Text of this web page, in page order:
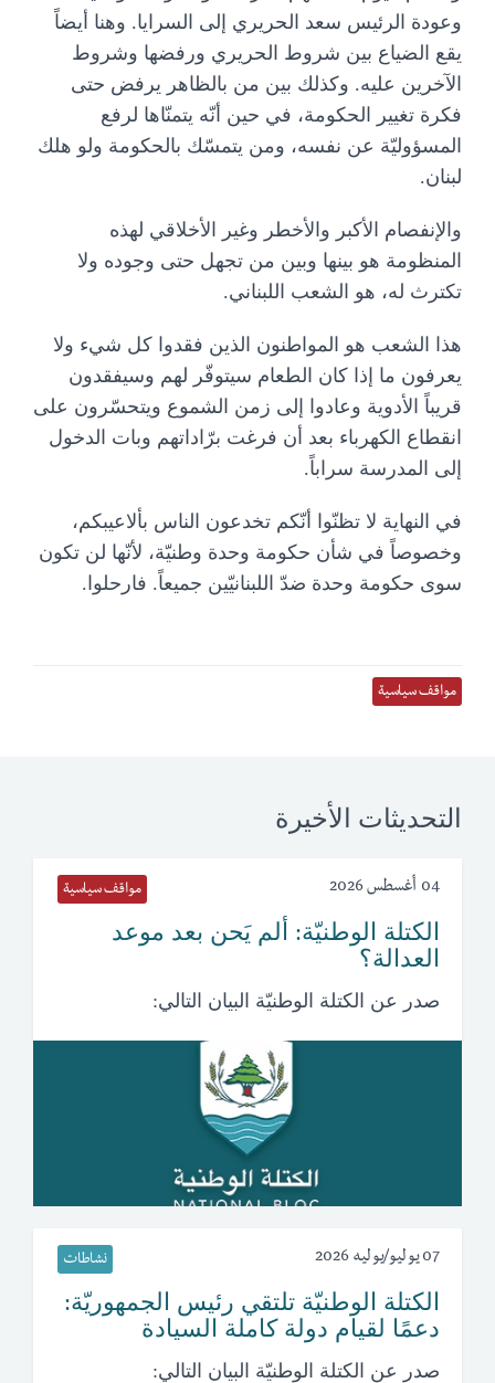
وعودة الرئيس سعد الحريري إلى السرايا. وهنا أيضاً
يقع الضياع بين شروط الحريري ورفضها وشروط
الآخرين عليه. وكذلك بين من بالظاهر يرفض حتى
فكرة تغيير الحكومة، في حين أنّه يتمنّاها لرفع
المسؤوليّة عن نفسه، ومن يتمسّك بالحكومة ولو هلك
لبنان.
والإنفصام الأكبر والأخطر وغير الأخلاقي لهذه
المنظومة هو بينها وبين من تجهل حتى وجوده ولا
تكترث له، هو الشعب اللبناني.
هذا الشعب هو المواطنون الذين فقدوا كل شيء ولا
يعرفون ما إذا كان الطعام سيتوفّر لهم وسيفقدون
قريباً الأدوية وعادوا إلى زمن الشموع ويتحسّرون على
انقطاع الكهرباء بعد أن فرغت برّاداتهم وبات الدخول
إلى المدرسة سراباً.
في النهاية لا تظنّوا أنّكم تخدعون الناس بألاعيبكم،
وخصوصاً في شأن حكومة وحدة وطنيّة، لأنّها لن تكون
سوى حكومة وحدة ضدّ اللبنانيّين جميعاً. فارحلوا.
مواقف سياسية
التحديثات الأخيرة
04 أغسطس 2026 مواقف سياسية
الكتلة الوطنيّة: ألم يَحن بعد موعد
العدالة؟
صدر عن الكتلة الوطنيّة البيان التالي:
07 يوليو/يوليه 2026 نشاطات
الكتلة الوطنيّة تلتقي رئيس الجمهوريّة:
دعمًا لقيام دولة كاملة السيادة
صدر عن الكتلة الوطنيّة البيان التالي: